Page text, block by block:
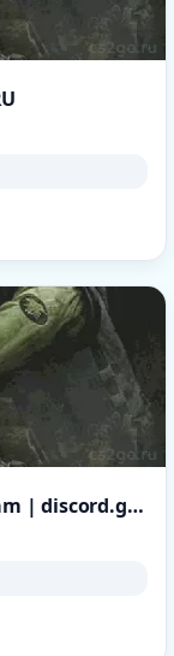
Zombie Escape ● NiDE.GG ● NoSteam | discord.gg/nide